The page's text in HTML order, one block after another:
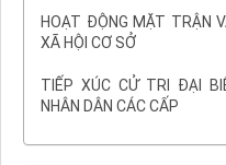
HOẠT ĐỘNG MẶT TRẬN
XÃ HỘI CƠ SỞ
TIẾP XÚC CỬ TRI ĐẠI
NHÂN DÂN CÁC CẤP